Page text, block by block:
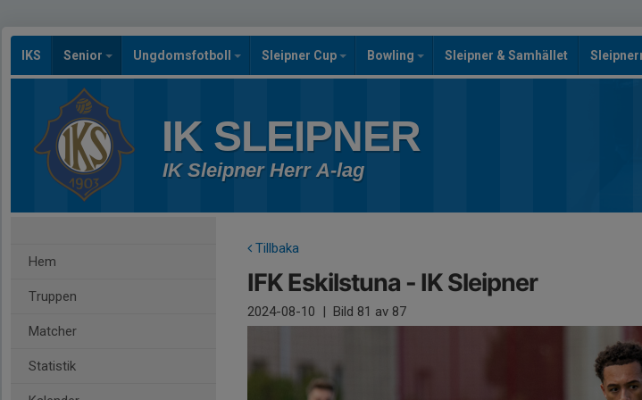
IKS Senior Ungdomsfotboll Sleipner Cup Bowling Sleipner & Samhället
IK SLEIPNER
IK Sleipner Herr A-lag
Hem
Truppen
Matcher
Statistik
Tillbaka
IFK Eskilstuna - IK Sleipner
2024-08-10 | Bild 81 av 87